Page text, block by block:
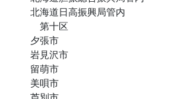
北海道日高振興局管内
第十区
夕張市
岩見沢市
留萌市
美唄市